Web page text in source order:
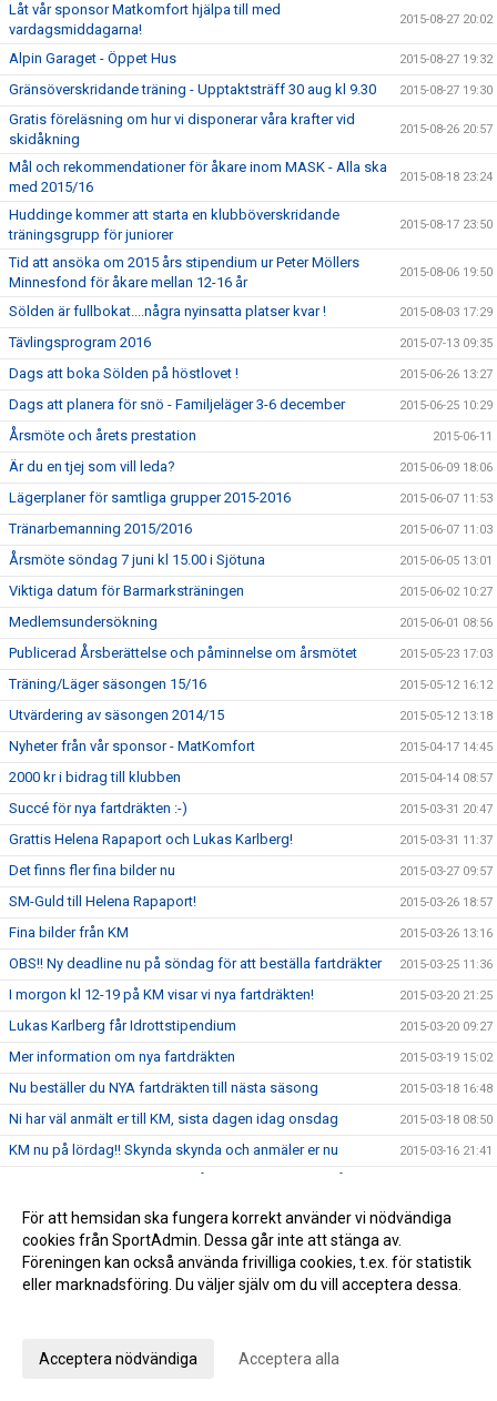
Låt vår sponsor Matkomfort hjälpa till med
vardagsmiddagarna!
2015-08-27 20:02
Alpin Garaget - Öppet Hus 2015-08-27 19:32
Gränsöverskridande träning - Upptaktsträff 30 aug kl 9.30 2015-08-27 19:30
Gratis föreläsning om hur vi disponerar våra krafter vid
skidåkning
2015-08-26 20:57
Mål och rekommendationer för åkare inom MASK - Alla ska
med 2015/16
2015-08-18 23:24
Huddinge kommer att starta en klubböverskridande
träningsgrupp för juniorer
2015-08-17 23:50
Tid att ansöka om 2015 års stipendium ur Peter Möllers
Minnesfond för åkare mellan 12-16 år
2015-08-06 19:50
Sölden är fullbokat....några nyinsatta platser kvar ! 2015-08-03 17:29
Tävlingsprogram 2016 2015-07-13 09:35
Dags att boka Sölden på höstlovet ! 2015-06-26 13:27
Dags att planera för snö - Familjeläger 3-6 december 2015-06-25 10:29
Årsmöte och årets prestation 2015-06-11
Är du en tjej som vill leda? 2015-06-09 18:06
Lägerplaner för samtliga grupper 2015-2016 2015-06-07 11:53
Tränarbemanning 2015/2016 2015-06-07 11:03
Årsmöte söndag 7 juni kl 15.00 i Sjötuna 2015-06-05 13:01
Viktiga datum för Barmarksträningen 2015-06-02 10:27
Medlemsundersökning 2015-06-01 08:56
Publicerad Årsberättelse och påminnelse om årsmötet 2015-05-23 17:03
Träning/Läger säsongen 15/16 2015-05-12 16:12
Utvärdering av säsongen 2014/15 2015-05-12 13:18
Nyheter från vår sponsor - MatKomfort 2015-04-17 14:45
2000 kr i bidrag till klubben 2015-04-14 08:57
Succé för nya fartdräkten :-) 2015-03-31 20:47
Grattis Helena Rapaport och Lukas Karlberg! 2015-03-31 11:37
Det finns fler fina bilder nu 2015-03-27 09:57
SM-Guld till Helena Rapaport! 2015-03-26 18:57
Fina bilder från KM 2015-03-26 13:16
OBS!! Ny deadline nu på söndag för att beställa fartdräkter 2015-03-25 11:36
I morgon kl 12-19 på KM visar vi nya fartdräkten! 2015-03-20 21:25
Lukas Karlberg får Idrottstipendium 2015-03-20 09:27
Mer information om nya fartdräkten 2015-03-19 15:02
Nu beställer du NYA fartdräkten till nästa säsong 2015-03-18 16:48
Ni har väl anmält er till KM, sista dagen idag onsdag 2015-03-18 08:50
KM nu på lördag!! Skynda skynda och anmäler er nu 2015-03-16 21:41
20 % rabatt på Skistar shoppen 2015-03-13 11:02
Matkomfort bjuder på Gulaschsoppa! 2015-03-12 08:52
NY FARTDRÄKT 2015-03-11 11:44
Vill du ha middagen förberedd av en kock?
För att hemsidan ska fungera korrekt använder vi nödvändiga
cookies från SportAdmin. Dessa går inte att stänga av.
Föreningen kan också använda frivilliga cookies, t.ex. för statistik
eller marknadsföring. Du väljer själv om du vill acceptera dessa.
Acceptera nödvändiga Acceptera alla